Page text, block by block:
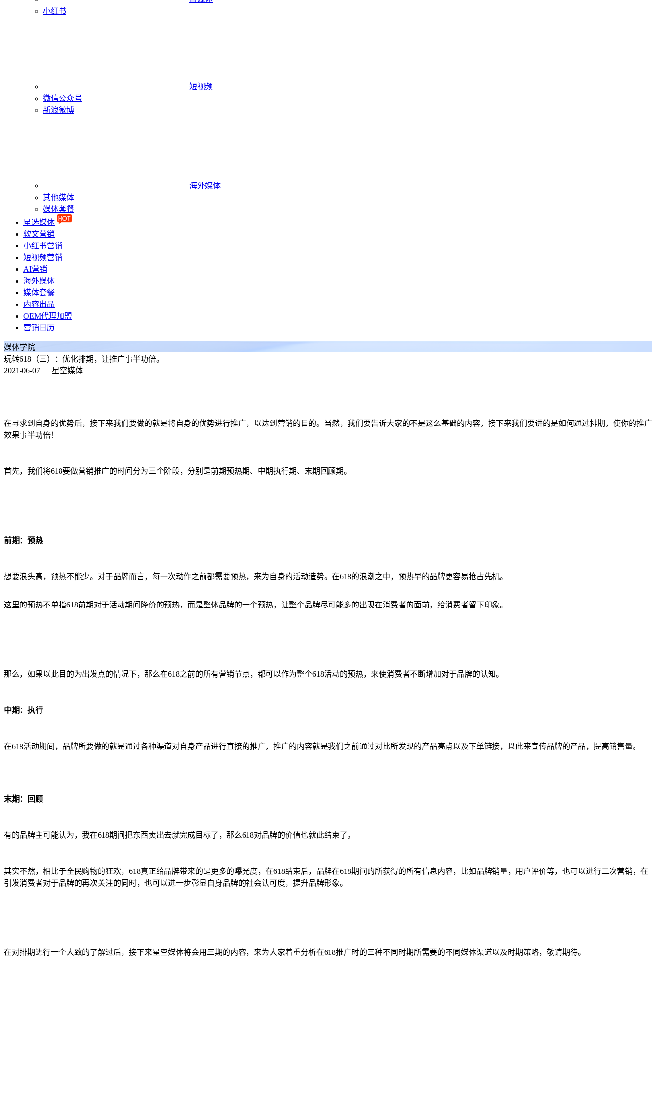
小红书
短视频
微信公众号
新浪微博
海外媒体
其他媒体
媒体套餐
星选媒体
软文营销
小红书营销
短视频营销
AI营销
海外媒体
媒体套餐
内容出品
OEM代理加盟
营销日历
媒体学院
玩转618（三）：优化排期，让推广事半功倍。
2021-06-07
星空媒体
在寻求到自身的优势后，接下来我们要做的就是将自身的优势进行推广，以达到营销的目的。当然，我们要告诉大家的不是这么基础的内容，接下来我们要讲的是如何通过排期，使你的推广
效果事半功倍！
首先，我们将618要做营销推广的时间分为三个阶段，分别是前期预热期、中期执行期、末期回顾期。
前期：预热
想要浪头高，预热不能少。对于品牌而言，每一次动作之前都需要预热，来为自身的活动造势。在618的浪潮之中，预热早的品牌更容易抢占先机。
这里的预热不单指618前期对于活动期间降价的预热，而是整体品牌的一个预热，让整个品牌尽可能多的出现在消费者的面前，给消费者留下印象。
那么，如果以此目的为出发点的情况下，那么在618之前的所有营销节点，都可以作为整个618活动的预热，来使消费者不断增加对于品牌的认知。
中期：执行
在618活动期间，品牌所要做的就是通过各种渠道对自身产品进行直接的推广，推广的内容就是我们之前通过对比所发现的产品亮点以及下单链接，以此来宣传品牌的产品，提高销售量。
末期：回顾
有的品牌主可能认为，我在618期间把东西卖出去就完成目标了，那么618对品牌的价值也就此结束了。
其实不然，相比于全民购物的狂欢，618真正给品牌带来的是更多的曝光度，在618结束后，品牌在618期间的所获得的所有信息内容，比如品牌销量，用户评价等，也可以进行二次营销，在
引发消费者对于品牌的再次关注的同时，也可以进一步彰显自身品牌的社会认可度，提升品牌形象。
在对排期进行一个大致的了解过后，接下来星空媒体将会用三期的内容，来为大家着重分析在618推广时的三种不同时期所需要的不同媒体渠道以及时期策略，敬请期待。